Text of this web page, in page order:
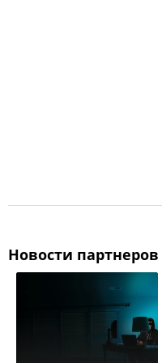
Новости партнеров